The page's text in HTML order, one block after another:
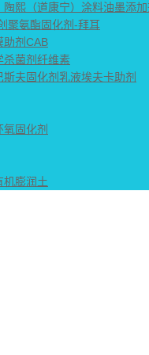
陶熙（道康宁）涂料油墨添
聚氨酯固化剂-拜耳
助剂CAB
杀菌剂纤维素
斯夫固化剂乳液埃夫卡助剂
固化剂
机膨润土